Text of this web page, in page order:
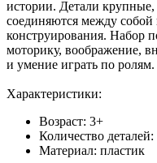
истории. Детали крупные,
соединяются между
конструирования. Набор
моторику, воображение,
и умение играть по ролям.
Характеристики:
Возраст: 3+
Количество
Материал: пластик